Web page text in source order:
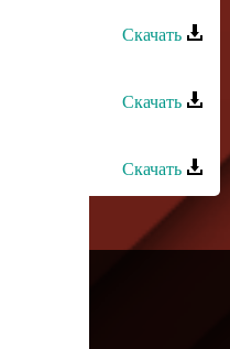
Скачать
Скачать
Скачать